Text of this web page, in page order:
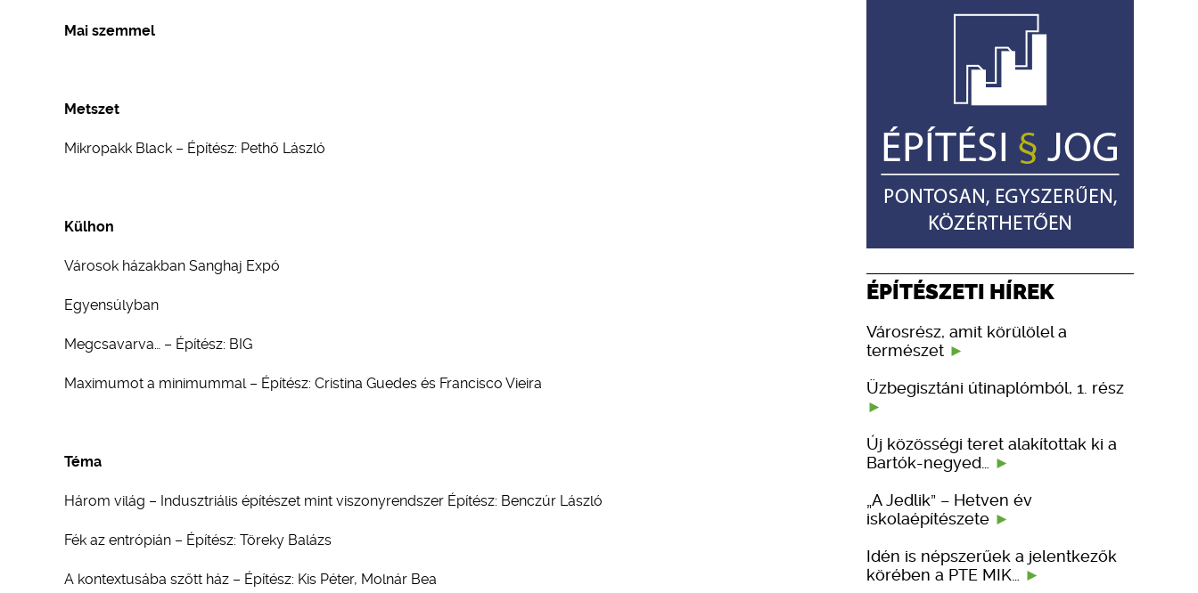
Mai szemmel
Metszet
Mikropakk Black – Építész: Pethő László
Külhon
Városok házakban Sanghaj Expó
Egyensúlyban
Megcsavarva… – Építész: BIG
Maximumot a minimummal – Építész: Cristina Guedes és Francisco Vieira
Téma
Három világ – Indusztriális építészet mint viszonyrendszer Építész: Benczúr László
Fék az entrópián – Építész: Töreky Balázs
A kontextusába szőtt ház – Építész: Kis Péter, Molnár Bea
ÉPÍTÉSZETI HÍREK
Városrész, amit körülölel a
természet
Üzbegisztáni útinaplómból, 1. rész
Új közösségi teret alakítottak ki a
Bartók-negyed…
„A Jedlik” – Hetven év
iskolaépítészete
Idén is népszerűek a jelentkezők
körében a PTE MIK…